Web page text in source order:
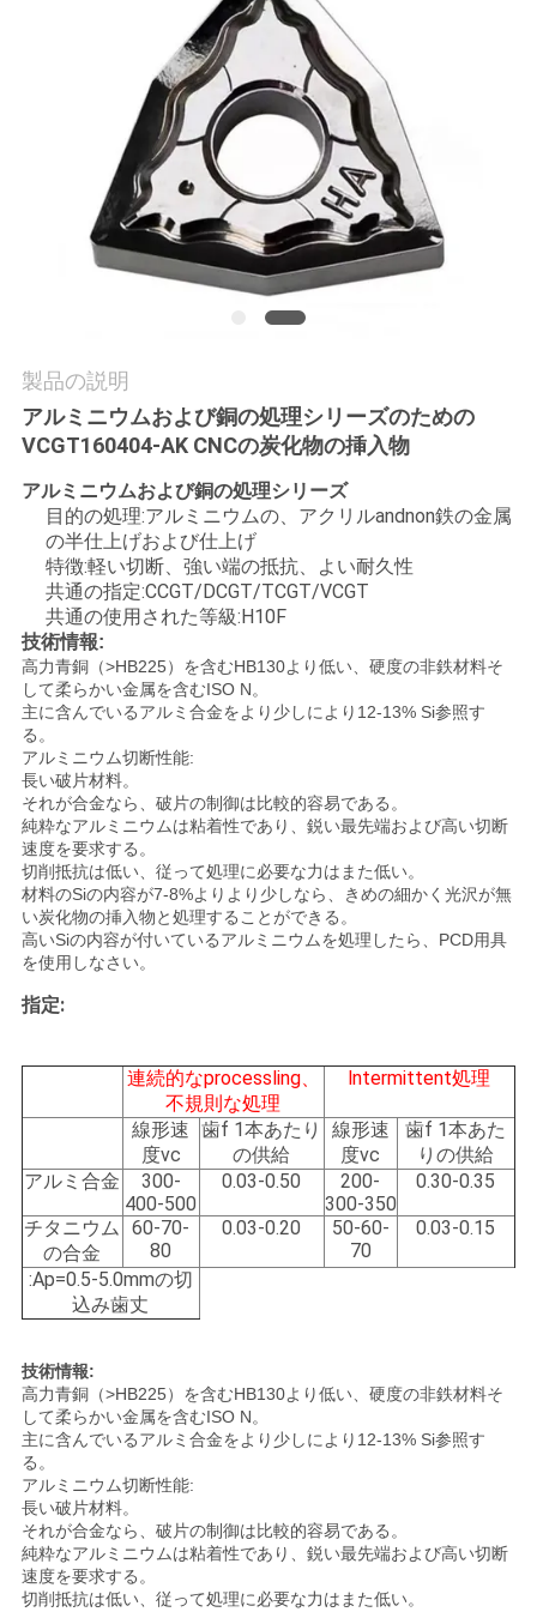
ニ
ュ
図
PRIVACY
POLICY
製品の説明
アルミニウムおよび銅の処理シリーズのための
VCGT160404-AK CNCの炭化物の挿入物
アルミニウムおよび銅の処理シリーズ
目的の処理:アルミニウムの、アクリルandnon鉄の金属
の半仕上げおよび仕上げ
特徴:軽い切断、強い端の抵抗、よい耐久性
共通の指定:CCGT/DCGT/TCGT/VCGT
共通の使用された等級:H10F
技術情報:
高力青銅（>HB225）を含むHB130より低い、硬度の非鉄材料そ
して柔らかい金属を含むISO N。
主に含んでいるアルミ合金をより少しにより12-13% Si参照す
る。
アルミニウム切断性能:
長い破片材料。
それが合金なら、破片の制御は比較的容易である。
純粋なアルミニウムは粘着性であり、鋭い最先端および高い切断
速度を要求する。
切削抵抗は低い、従って処理に必要な力はまた低い。
材料のSiの内容が7-8%よりより少しなら、きめの細かく光沢が無
い炭化物の挿入物と処理することができる。
高いSiの内容が付いているアルミニウムを処理したら、PCD用具
を使用しなさい。
指定:
連続的なprocessling、
不規則な処理
lntermittent処理
線形速
度vc
歯f 1本あたり
の供給
線形速
度vc
歯f 1本あた
りの供給
アルミ合金
300-
400-500
0.03-0.50
200-
300-350
0.30-0.35
チタニウム
の合金
60-70-
80
0.03-0.20
50-60-
70
0.03-0.15
:Ap=0.5-5.0mmの切
込み歯丈
技術情報:
高力青銅（>HB225）を含むHB130より低い、硬度の非鉄材料そ
して柔らかい金属を含むISO N。
主に含んでいるアルミ合金をより少しにより12-13% Si参照す
る。
アルミニウム切断性能:
長い破片材料。
それが合金なら、破片の制御は比較的容易である。
純粋なアルミニウムは粘着性であり、鋭い最先端および高い切断
速度を要求する。
切削抵抗は低い、従って処理に必要な力はまた低い。